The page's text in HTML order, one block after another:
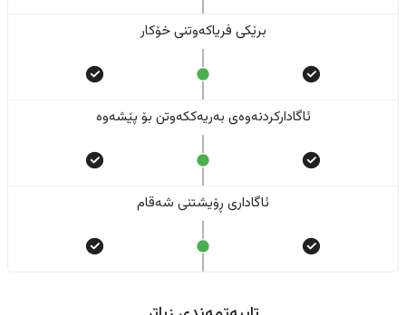
برێکی فریاکەوتنی خۆکار
ئاگادارکردنەوەی بەریەککەوتن بۆ پێشەوە
ئاگاداری ڕۆیشتنی شەقام